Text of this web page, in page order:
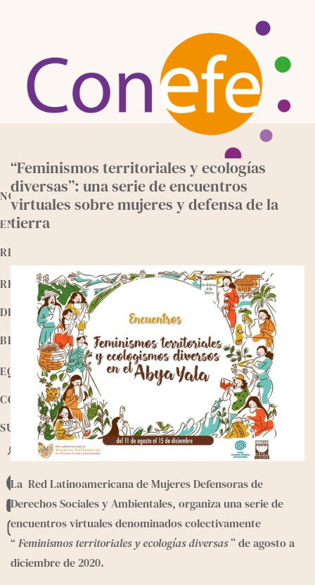
NOTICIAS
ENTREVISTAS
RECURSOS
RELEEMOS
DEVOCIONALES
BIBLIOTECA
EQUIPO
CONTACTO
SUMATE
“Feminismos territoriales y ecologías
diversas”: una serie de encuentros
virtuales sobre mujeres y defensa de la
tierra
La Red Latinoamericana de Mujeres Defensoras de
Derechos Sociales y Ambientales, organiza una serie de
encuentros virtuales denominados colectivamente
“ Feminismos territoriales y ecologías diversas ” de agosto a
diciembre de 2020.